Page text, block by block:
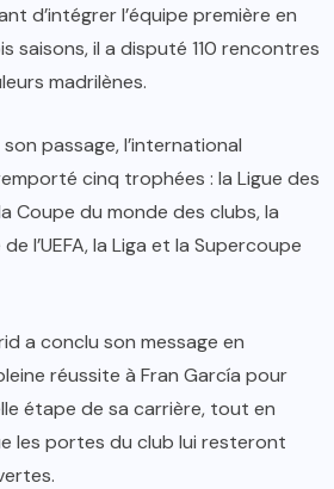
d’intégrer l’équipe première en
saisons, il a disputé 110 rencontres
madrilènes.
passage, l’international
cinq trophées : la Ligue des
Coupe du monde des clubs, la
l’UEFA, la Liga et la Supercoupe
a conclu son message en
réussite à Fran García pour
étape de sa carrière, tout en
les portes du club lui resteront